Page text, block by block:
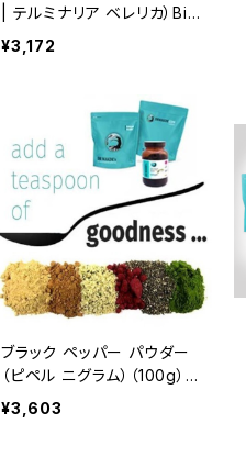
| テルミナリア ベレリカ）Bib
hitaki Capsules (Beheda
| Terminalia Belerica)
¥3,172
ブラック ペッパー パウダー
（ピペル ニグラム）（100g）Bl
ack Pepper Powder (Pip
er Nigrum)
¥3,603